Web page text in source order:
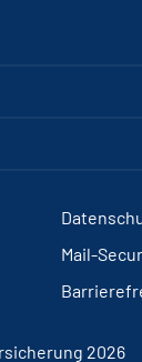
Mail-
2026